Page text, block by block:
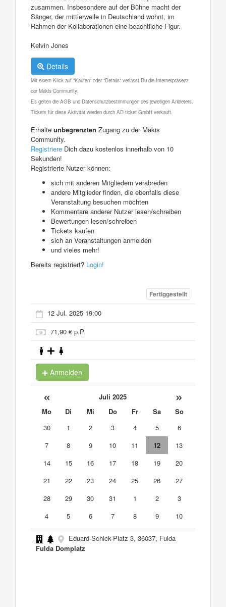
zusammen. Insbesondere auf der Bühne macht der
Sänger, der mittlerweile in Deutschland wohnt, im
Rahmen der Kollaborationen eine beachtliche Figur.
Kelvin Jones
Details
Mit einem Klick auf "Kaufen" oder "Details" verlässt Du die Internetpräsenz
der Makis Community.
Es gelten die AGB und Datenschutzbestimmungen des jeweiligen Anbieters.
Tickets für diese Aktivität werden durch AD ticket GmbH verkauft.
Erhalte unbegrenzten Zugang zu der Makis
Community.
Registriere Dich dazu kostenlos innerhalb von 10
Sekunden!
Registrierte Nutzer können:
sich mit anderen Mitgliedern verabreden
andere Mitglieder finden, die ebenfalls diese
Veranstaltung besuchen möchten
Kommentare anderer Nutzer lesen/schreiben
Bewertungen lesen/schreiben
Tickets kaufen
sich an Veranstaltungen anmelden
und vieles mehr!
Bereits registriert? Login!
Fertiggestellt
12 Jul. 2025 19:00
71,90 € p.P.
Anmelden
« Juli 2025 »
Mo Di Mi Do Fr Sa
So
30
1 2 3 4 5
6
7
8 9 10 11 12
13
14
15 16 17 18 19
20
21
22 23 24 25 26
27
28
29 30 31 1 2
3
4
5 6 7 8 9 10
Eduard-Schick-Platz 3, 36037, Fulda
Fulda Domplatz